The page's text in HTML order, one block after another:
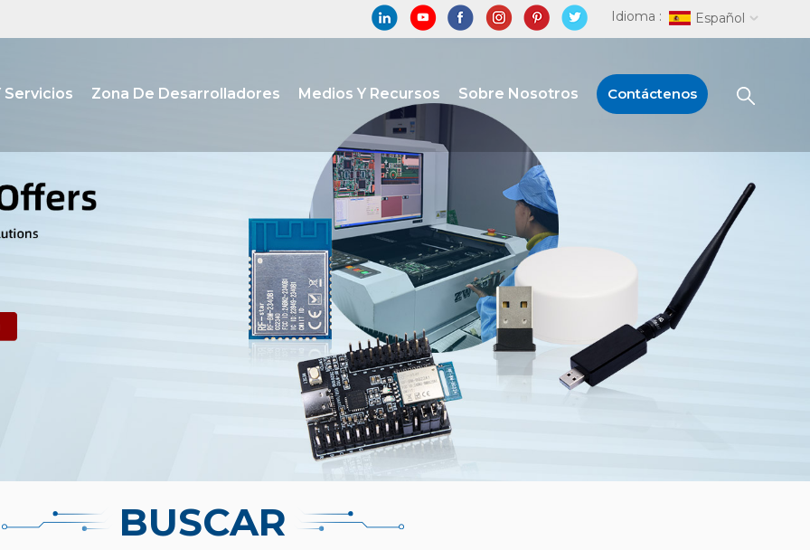
Idioma : Español
Servicios Zona De Desarrolladores Medios Y Recursos Sobre Nosotros Contáctenos
BUSCAR